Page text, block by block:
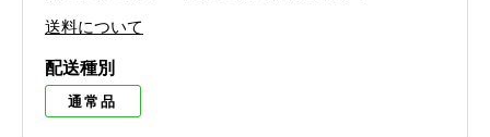
送料について
配送種別
通常品